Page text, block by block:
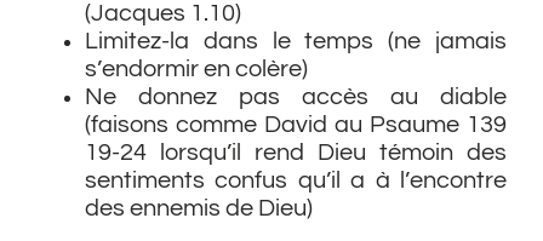
(Jacques 1.10)
Limitez-la dans le temps (ne jamais
s’endormir en colère)
Ne donnez pas accès au diable
(faisons comme David au Psaume 139
19-24 lorsqu’il rend Dieu témoin des
sentiments confus qu’il a à l’encontre
des ennemis de Dieu)